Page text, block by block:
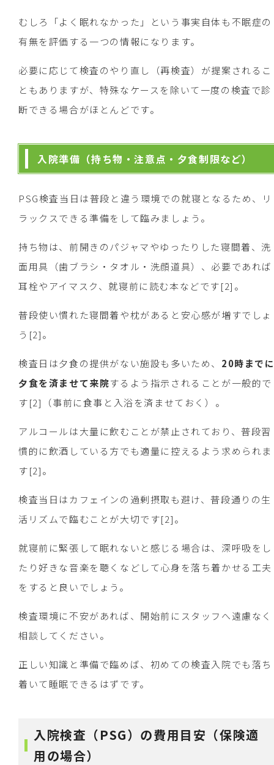
むしろ「よく眠れなかった」という事実自体も不眠症の
有無を評価する一つの情報になります。
必要に応じて検査のやり直し（再検査）が提案されるこ
ともありますが、特殊なケースを除いて一度の検査で診
断できる場合がほとんどです。
入院準備（持ち物・注意点・夕食制限など）
PSG検査当日は普段と違う環境での就寝となるため、リ
ラックスできる準備をして臨みましょう。
持ち物は、前開きのパジャマやゆったりした寝間着、洗
面用具（歯ブラシ・タオル・洗顔道具）、必要であれば
耳栓やアイマスク、就寝前に読む本などです[2]。
普段使い慣れた寝間着や枕があると安心感が増すでしょ
う[2]。
検査日は夕食の提供がない施設も多いため、 20時まで
夕食を済ませて来院するよう指示されることが一般的で
す[2]（事前に食事と入浴を済ませておく）。
アルコールは大量に飲むことが禁止されており、普段習
慣的に飲酒している方でも適量に控えるよう求められま
す[2]。
検査当日はカフェインの過剰摂取も避け、普段通りの生
活リズムで臨むことが大切です[2]。
就寝前に緊張して眠れないと感じる場合は、深呼吸をし
たり好きな音楽を聴くなどして心身を落ち着かせる工夫
をすると良いでしょう。
検査環境に不安があれば、開始前にスタッフへ遠慮なく
相談してください。
正しい知識と準備で臨めば、初めての検査入院でも落ち
着いて睡眠できるはずです。
入院検査（PSG）の費用目安（保険適
用の場合）